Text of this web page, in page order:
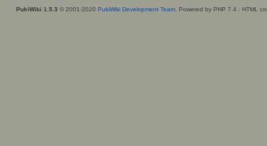
PukiWiki 1.5.3 © 2001-2020 PukiWiki Development Team. Powered by PHP 7.4 : HTML